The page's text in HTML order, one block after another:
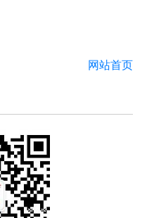
网站首页